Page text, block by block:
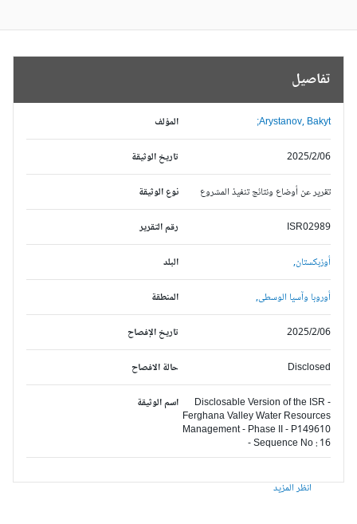
تفاصيل
المؤلف Arystanov, Bakyt;
تاريخ الوثيقة 2025/2/06
نوع الوثيقة تقرير عن أوضاع ونتائج تنفيذ المشروع
رقم التقرير ISR02989
البلد أوزبكستان,
المنطقة أوروبا وآسيا الوسطى,
تاريخ الإفصاح 2025/2/06
حالة الافصاح Disclosed
اسم الوثيقة
Disclosable Version of the ISR -
Ferghana Valley Water Resources
Management - Phase II - P149610
- Sequence No : 16
انظر المزيد